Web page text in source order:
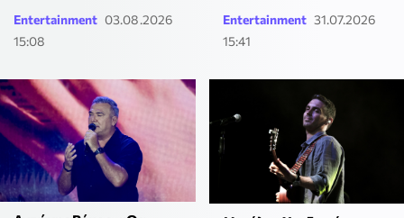
Entertainment 03.08.2026
15:08
Entertainment 31.07.2026
15:41